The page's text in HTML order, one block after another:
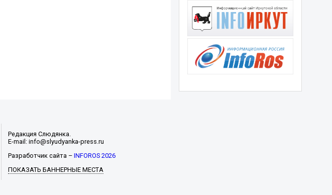
Редакция Слюдянка.
E-mail: info@slyudyanka-press.ru
Разработчик сайта – INFOROS 2026
ПОКАЗАТЬ БАННЕРНЫЕ МЕСТА